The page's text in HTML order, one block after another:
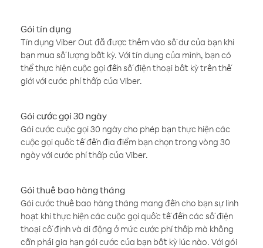
Gói tín dụng
Tín dụng Viber Out đã được thêm vào số dư của bạn khi
bạn mua số lượng bất kỳ. Với tín dụng của mình, bạn có
thể thực hiện cuộc gọi đến số điện thoại bất kỳ trên thế
giới với cước phí thấp của Viber.
Gói cước gọi 30 ngày
Gói cước cuộc gọi 30 ngày cho phép bạn thực hiện các
cuộc gọi quốc tế đến địa điểm bạn chọn trong vòng 30
ngày với cước phí thấp của Viber.
Gói thuê bao hàng tháng
Gói cước thuê bao hàng tháng mang đến cho bạn sự linh
hoạt khi thực hiện các cuộc gọi quốc tế đến các số điện
thoại cố định và di động ở mức cước phí thấp mà không
cần phải gia hạn gói cước của bạn bất kỳ lúc nào. Với gói